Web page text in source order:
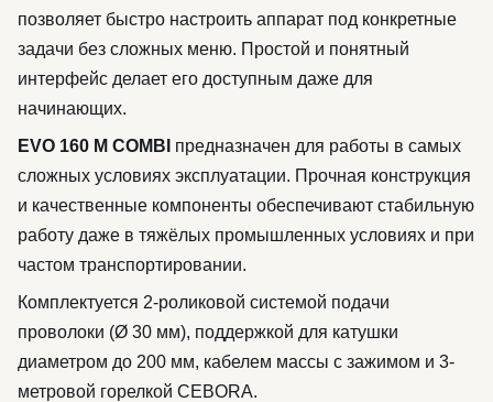
позволяет быстро настроить аппарат под конкретные
задачи без сложных меню. Простой и понятный
интерфейс делает его доступным даже для
начинающих.
EVO 160 M COMBI предназначен для работы в самых
сложных условиях эксплуатации. Прочная конструкция
и качественные компоненты обеспечивают стабильную
работу даже в тяжёлых промышленных условиях и при
частом транспортировании.
Комплектуется 2-роликовой системой подачи
проволоки (Ø 30 мм), поддержкой для катушки
диаметром до 200 мм, кабелем массы с зажимом и 3-
метровой горелкой CEBORA.